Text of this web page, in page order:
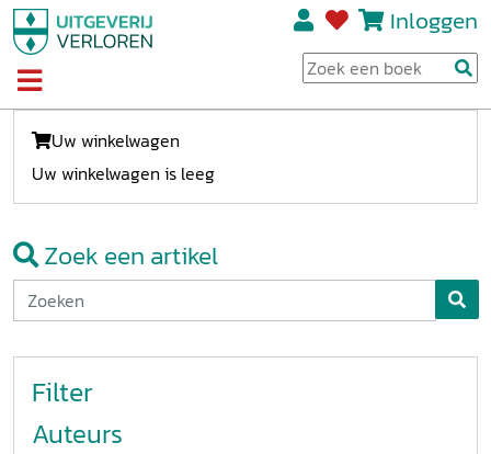
Inloggen
Uw winkelwagen
Uw winkelwagen is leeg
Zoek een artikel
Filter
Auteurs